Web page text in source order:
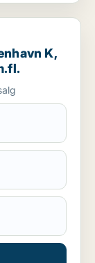
eller
K,